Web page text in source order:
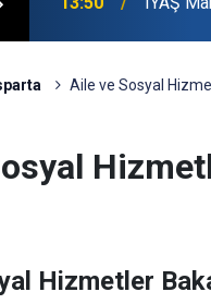
Aile ve Sosyal
Hizmetler